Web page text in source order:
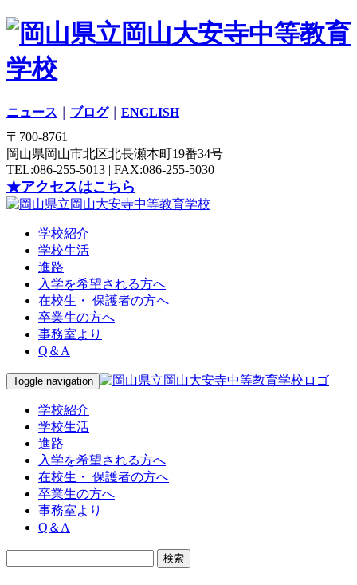
ニュース ブログ｜ ENGLISH
〒700-8761
岡山県岡山市北区北長瀬本町19番34号
TEL:086-255-5013 | FAX:086-255-5030
★アクセスはこちら
学校紹介
学校生活
進路
入学を希望される方へ
在校生・ 保護者の方へ
卒業生の方へ
事務室より
Q＆A
Toggle navigation
学校紹介
学校生活
進路
入学を希望される方へ
在校生・ 保護者の方へ
卒業生の方へ
事務室より
Q＆A